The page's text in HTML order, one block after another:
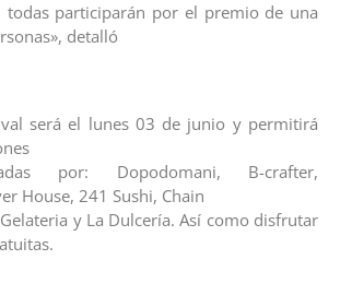
todas participarán por el premio de una
detalló
será el lunes 03 de junio y permitirá
por: Dopodomani, B-crafter,
House, 241 Sushi, Chain
y La Dulcería. Así como disfrutar